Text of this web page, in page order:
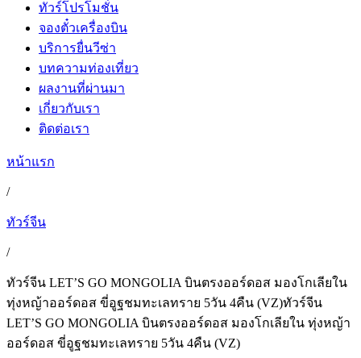
ทัวร์โปรโมชั่น
จองตั๋วเครื่องบิน
บริการยื่นวีซ่า
บทความท่องเที่ยว
ผลงานที่ผ่านมา
เกี่ยวกับเรา
ติดต่อเรา
หน้าแรก
/
ทัวร์จีน
/
ทัวร์จีน LET’S GO MONGOLIA บินตรงออร์ดอส มองโกเลียใน
ทุ่งหญ้าออร์ดอส ขี่อูฐชมทะเลทราย 5วัน 4คืน (VZ)ทัวร์จีน
LET’S GO MONGOLIA บินตรงออร์ดอส มองโกเลียใน ทุ่งหญ้า
ออร์ดอส ขี่อูฐชมทะเลทราย 5วัน 4คืน (VZ)